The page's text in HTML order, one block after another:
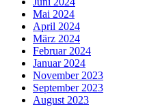
Mai 2024
April 2024
März 2024
Februar 2024
Januar 2024
November 2023
September 2023
August 2023